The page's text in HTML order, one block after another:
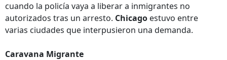
cuando la policía vaya a liberar a inmigrantes no
autorizados tras un arresto. Chicago estuvo entre
varias ciudades que interpusieron una demanda.
Caravana Migrante